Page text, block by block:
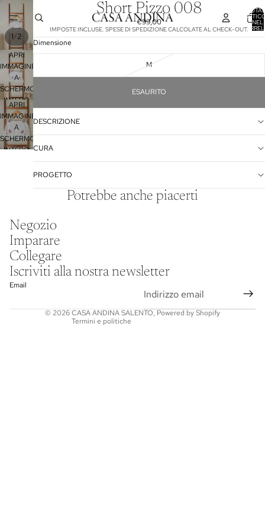
NEL
1/2
APRI
IMMAGINE
A
SCHERMO
INTERO
APRI
IMMAGINE
A
SCHERMO
INTERO
Short Pizzo 008
€99,00
IMPOSTE INCLUSE. SPESE DI SPEDIZIONE CALCOLATE AL CHECK-OUT.
Dimensione
M
ESAURITO
DESCRIZIONE
CURA
PROGETTO
Potrebbe anche piacerti
Negozio
Imparare
Collegare
Iscriviti alla nostra newsletter
Email
© 2026CASA ANDINA SALENTO,Powered by Shopify
Termini e politiche
Informativa sulla privacy
Informativa legale
Recapiti
Informativa sulle spedizioni
Termini e condizioni del servizio